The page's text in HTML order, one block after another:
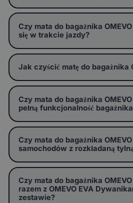
Czy mata do bagażnika
się w trakcie jazdy?
Jak czyścić matę do bagażnika
Czy mata do bagażnika
pełną funkcjonalność
Czy mata do bagażnika
samochodów z rozkładaną
Czy mata do bagażnika
razem z OMEVO EVA
zestawie?